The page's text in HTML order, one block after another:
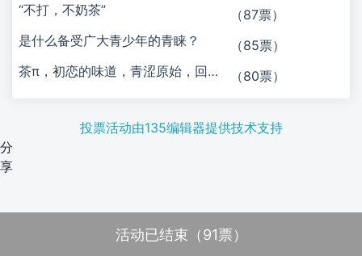
“不打，不奶茶”
（87票）
是什么备受广大青少年的青睐？
（85票）
茶π，初恋的味道，青涩原始，回味无穷
（80票）
投票活动由135编辑器提供技术支持
活动已结束（91票）
分
享